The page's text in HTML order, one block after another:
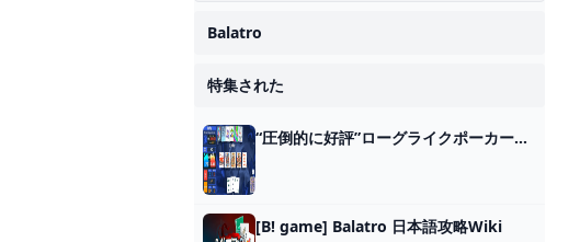
Balatro
特集された
“圧倒的に好評”ローグライクポーカー『Balatro』、発売後3日で売上25万本達成。インフレさせまくりポーカー、口コミ広まりロケットスタート - AUTOMATON
[B! game] Balatro 日本語攻略Wiki